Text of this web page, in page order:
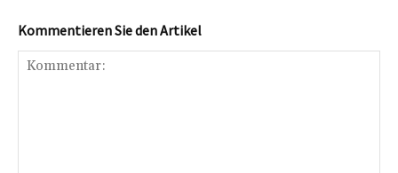
Kommentieren Sie den Artikel